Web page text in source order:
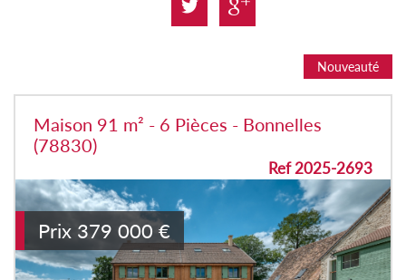
Nouveauté
Maison 91 m² - 6 Pièces - Bonnelles
(78830)
Ref 2025-2693
Prix 379 000 €